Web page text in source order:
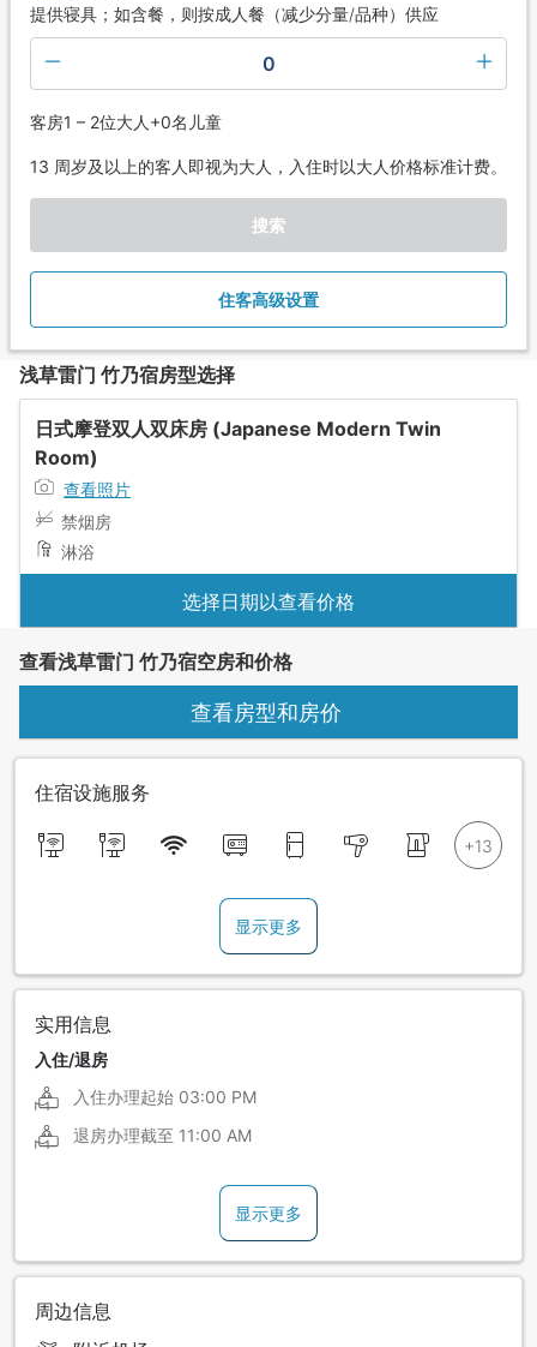
提供寝具；如含餐，则按成人餐（减少分量/品种）供应
0
客房1 – 2位大人+0名儿童
13 周岁及以上的客人即视为大人，入住时以大人价格标准计费。
搜索
住客高级设置
浅草雷门 竹乃宿房型选择
日式摩登双人双床房 (Japanese Modern Twin
Room)
查看照片
禁烟房
淋浴
选择日期以查看价格
查看浅草雷门 竹乃宿空房和价格
查看房型和房价
住宿设施服务
显示更多
实用信息
入住/退房
入住办理起始 03:00 PM
退房办理截至 11:00 AM
显示更多
周边信息